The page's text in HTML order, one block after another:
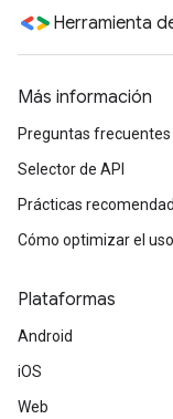
Herramienta
Más información
Preguntas frecuentes
Selector de API
Prácticas
Cómo optimizar el
Plataformas
Android
iOS
Web